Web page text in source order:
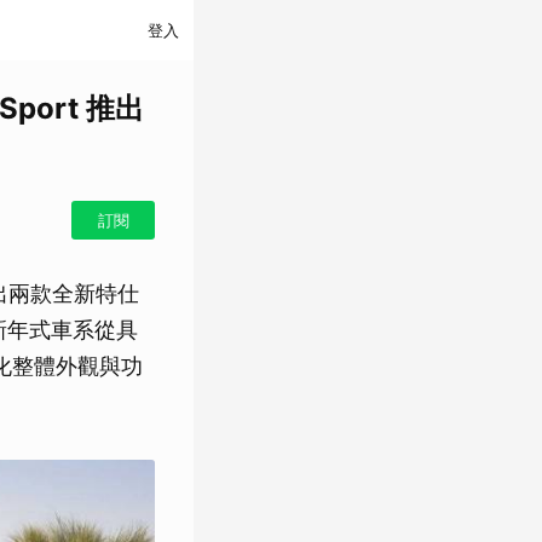
登入
推出
訂閱
款全新特仕
式車系從具
整體外觀與功